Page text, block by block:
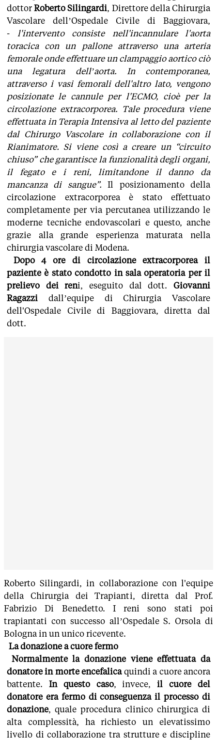
dottorRoberto Silingardi, Direttore della Chirurgia
Vascolare dell’Ospedale Civile di Baggiovara,
-
l'intervento consiste nell'incannulare l'aorta
toracica con un pallone attraverso una arteria
femorale onde effettuare un clampaggio aortico ciò
una legatura dell’aorta. In contemporanea,
attraverso i vasi femorali dell'altro lato, vengono
posizionate le cannule per l'ECMO, cioè per la
circolazione extracorporea. Tale procedura viene
effettuata in Terapia Intensiva al letto del paziente
dal Chirurgo Vascolare in collaborazione con il
Rianimatore. Si viene così a creare un “circuito
chiuso” che garantisce la funzionalità degli organi,
il fegato e i reni, limitandone il danno da
mancanza di sangue”.Il posizionamento della
circolazione extracorporea è stato effettuato
completamente per via percutanea utilizzando le
moderne tecniche endovascolari e questo, anche
grazie alla grande esperienza maturata nella
chirurgia vascolare di Modena.
Dopo 4 ore di circolazione extracorporea il
paziente è stato condotto in sala operatoria per il
prelievo dei reni, eseguito dal dott.Giovanni
Ragazzi dall’equipe di Chirurgia Vascolare
dell'Ospedale Civile di Baggiovara, diretta dal
dott.
Roberto Silingardi, in collaborazione con l'equipe
della Chirurgia dei Trapianti, diretta dal Prof.
Fabrizio Di Benedetto. I reni sono stati poi
trapiantati con successo all’Ospedale S. Orsola di
Bologna in un unico ricevente.
La donazione a cuore fermo
Normalmente la donazione viene effettuata da
donatore in morte encefalicaquindi a cuore ancora
battente. In questo caso, invece,il cuore del
donatore era fermo di conseguenza il processo di
donazione, quale procedura clinico chirurgica di
alta complessità, ha richiesto un elevatissimo
livello di collaborazione tra strutture e discipline